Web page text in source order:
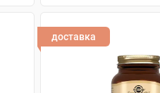
доставка